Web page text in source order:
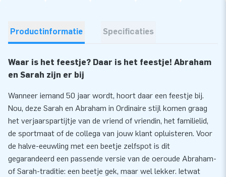
Productinformatie Specificaties
Waar is het feestje? Daar is het feestje! Abraham
en Sarah zijn er bij
Wanneer iemand 50 jaar wordt, hoort daar een feestje bij.
Nou, deze Sarah en Abraham in Ordinaire stijl komen graag
het verjaarspartijtje van de vriend of vriendin, het familielid,
de sportmaat of de collega van jouw klant opluisteren. Voor
de halve-eeuwling met een beetje zelfspot is dit
gegarandeerd een passende versie van de oeroude Abraham-
of Sarah-traditie: een beetje gek, maar wel lekker. Ietwat